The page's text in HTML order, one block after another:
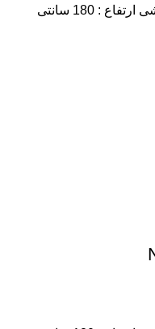
تاج گل طبیعی استند تک طبقه فروشی ارتفاع : 180 سانتی